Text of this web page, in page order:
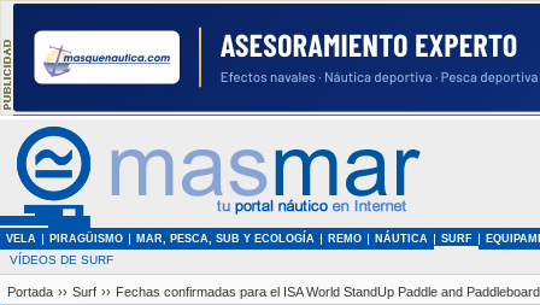
VELA PIRAGÜISMO MAR, PESCA, SUB Y ECOLOGÍA REMO NÁUTICA SURF
VÍDEOS DE SURF
Portada ›› Surf ›› Fechas confirmadas para el ISA World StandUp Paddle and